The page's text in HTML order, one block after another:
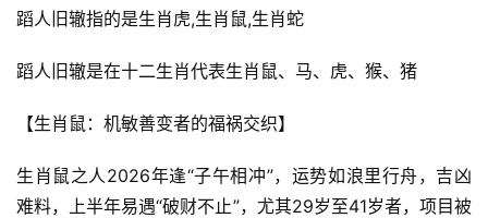
蹈人旧辙指的是生肖虎,生肖鼠,生肖蛇
蹈人旧辙是在十二生肖代表生肖鼠、马、虎、猴、猪
【生肖鼠：机敏善变者的福祸交织】
生肖鼠之人2026年逢“子午相冲”，运势如浪里行舟，吉凶
难料，上半年易遇“破财不止”，尤其29岁至41岁者，项目被